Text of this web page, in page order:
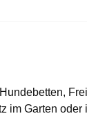
im Garten oder